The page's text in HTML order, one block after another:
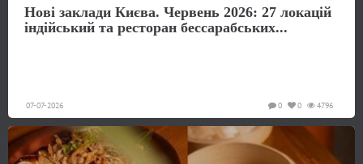
Нові заклади Києва. Червень 2026: 27 локацій
індійський та ресторан бессарабських...
07-07-2026 4796
0
0